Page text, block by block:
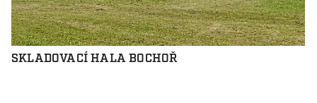
SKLADOVACÍ HALA BOCHOŘ